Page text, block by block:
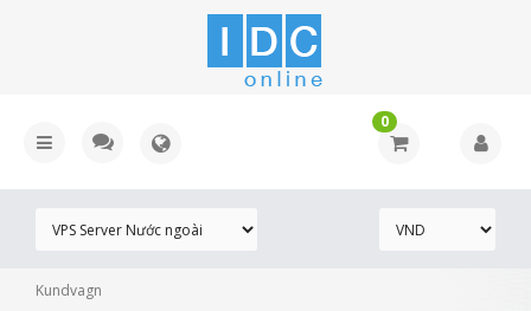
0
Kundvagn